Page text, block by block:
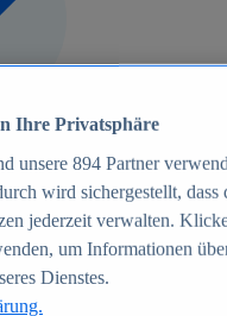
als 39.000 Online-Shops
Ihre Privatsphäre
unsere 894 Partner
wird sichergestellt,
jederzeit verwalten.
um Informationen
Dienstes.